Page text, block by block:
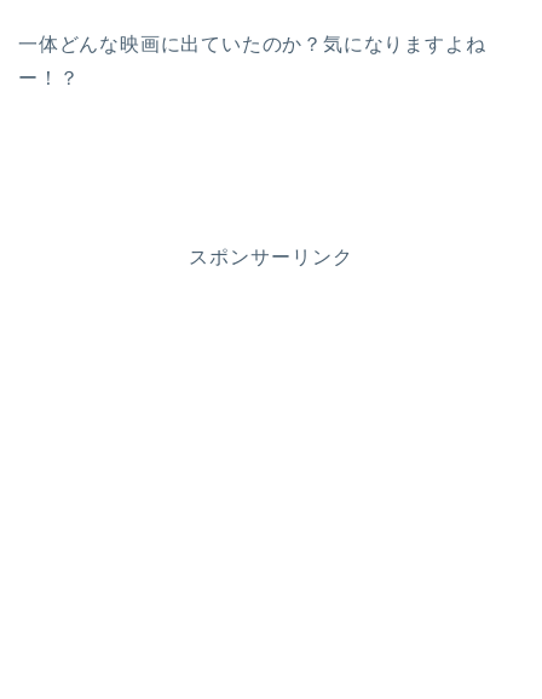
一体どんな映画に出ていたのか？気になりますよね
ー！？
スポンサーリンク